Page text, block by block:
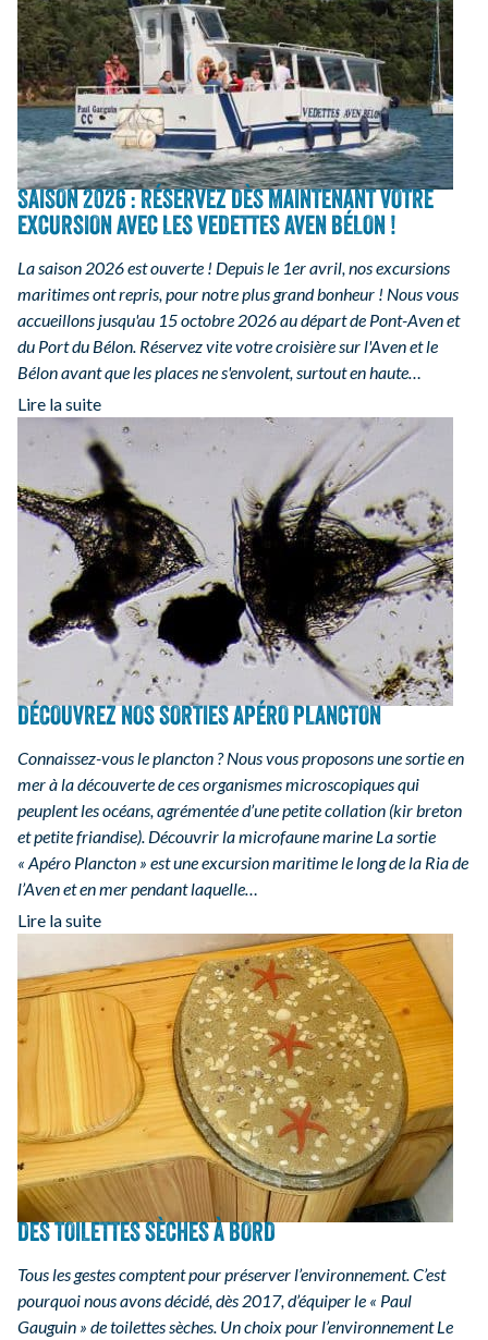
SAISON 2026 : RÉSERVEZ DÈS MAINTENANT VOTRE
EXCURSION AVEC LES VEDETTES AVEN BÉLON !
La saison 2026 est ouverte ! Depuis le 1er avril, nos excursions
maritimes ont repris, pour notre plus grand bonheur ! Nous vous
accueillons jusqu'au 15 octobre 2026 au départ de Pont-Aven et
du Port du Bélon. Réservez vite votre croisière sur l'Aven et le
Bélon avant que les places ne s'envolent, surtout en haute…
Lire la suite
DÉCOUVREZ NOS SORTIES APÉRO PLANCTON
Connaissez-vous le plancton ? Nous vous proposons une sortie en
mer à la découverte de ces organismes microscopiques qui
peuplent les océans, agrémentée d’une petite collation (kir breton
et petite friandise). Découvrir la microfaune marine La sortie
« Apéro Plancton » est une excursion maritime le long de la Ria de
l’Aven et en mer pendant laquelle…
Lire la suite
DES TOILETTES SÈCHES À BORD
Tous les gestes comptent pour préserver l’environnement. C’est
pourquoi nous avons décidé, dès 2017, d’équiper le « Paul
Gauguin » de toilettes sèches. Un choix pour l’environnement Le